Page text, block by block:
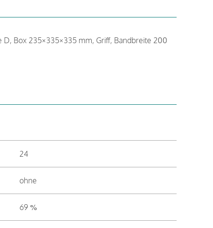
D, Box 235×335×335 mm, Griff, Bandbreite 200
24
ohne
69 %